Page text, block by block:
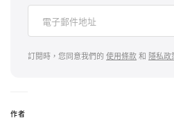
訂閱時，您同意我們的 使用條款和 隱私政
作者